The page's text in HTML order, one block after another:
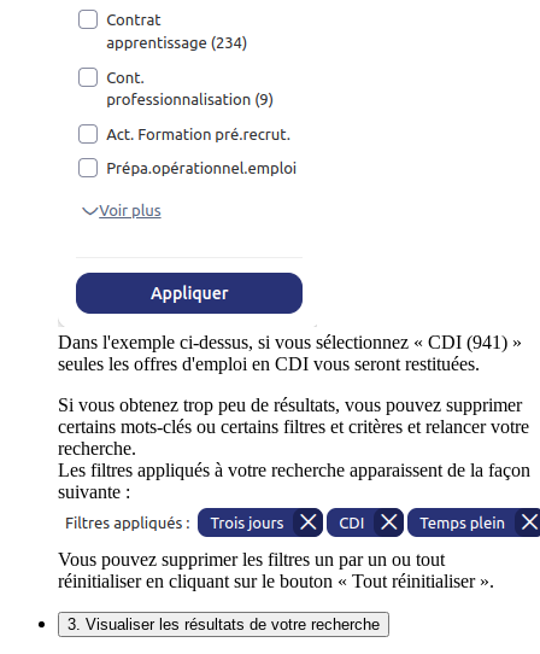
Dans l'exemple ci-dessus, si vous sélectionnez « CDI (941) »
seules les offres d'emploi en CDI vous seront restituées.
Si vous obtenez trop peu de résultats, vous pouvez supprimer
certains mots-clés ou certains filtres et critères et relancer votre
recherche.
Les filtres appliqués à votre recherche apparaissent de la façon
suivante :
Vous pouvez supprimer les filtres un par un ou tout
réinitialiser en cliquant sur le bouton « Tout réinitialiser ».
3. Visualiser les résultats de votre recherche